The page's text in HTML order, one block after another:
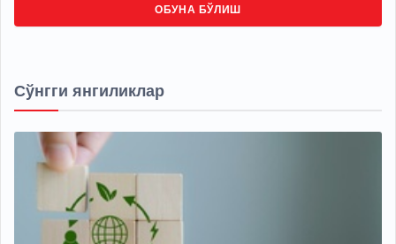
ОБУНА БЎЛИШ
Сўнгги янгиликлар